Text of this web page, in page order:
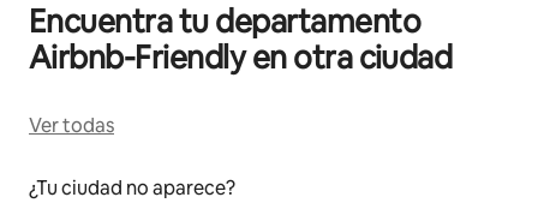
Encuentra tu departamento
Airbnb-Friendly en otra ciudad
Ver todas
¿Tu ciudad no aparece?